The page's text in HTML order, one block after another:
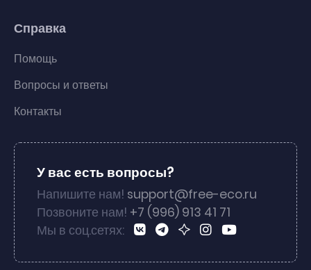
Справка
Помощь
Вопросы и ответы
Контакты
У вас есть вопросы?
Напишите нам! support@free-eco.ru
Позвоните нам! +7 (996) 913 41 71
Мы в соц.сетях: